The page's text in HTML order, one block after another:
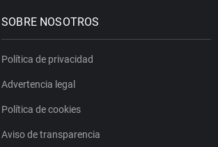
SOBRE NOSOTROS
Política de privacidad
Advertencia legal
Política de cookies
Aviso de transparencia